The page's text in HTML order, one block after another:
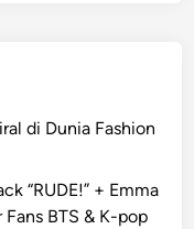
di Dunia Fashion
“RUDE!” + Emma
BTS & K-pop